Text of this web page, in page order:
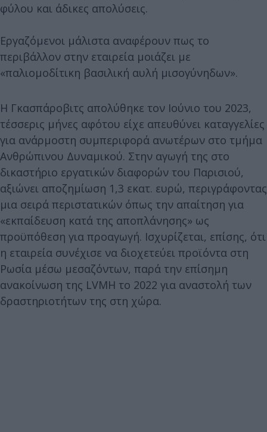
φύλου και άδικες απολύσεις.
Εργαζόμενοι μάλιστα αναφέρουν πως το
περιβάλλον στην εταιρεία μοιάζει με
«παλιομοδίτικη βασιλική αυλή μισογύνηδων».
Η Γκασπάροβιτς απολύθηκε τον Ιούνιο του 2023,
τέσσερις μήνες αφότου είχε απευθύνει καταγγελίες
για ανάρμοστη συμπεριφορά ανωτέρων στο τμήμα
Ανθρώπινου Δυναμικού. Στην αγωγή της στο
δικαστήριο εργατικών διαφορών του Παρισιού,
αξιώνει αποζημίωση 1,3 εκατ. ευρώ, περιγράφοντας
μια σειρά περιστατικών όπως την απαίτηση για
«εκπαίδευση κατά της αποπλάνησης» ως
προϋπόθεση για προαγωγή. Ισχυρίζεται, επίσης, ότι
η εταιρεία συνέχισε να διοχετεύει προϊόντα στη
Ρωσία μέσω μεσαζόντων, παρά την επίσημη
ανακοίνωση της LVMH το 2022 για αναστολή των
δραστηριοτήτων της στη χώρα.